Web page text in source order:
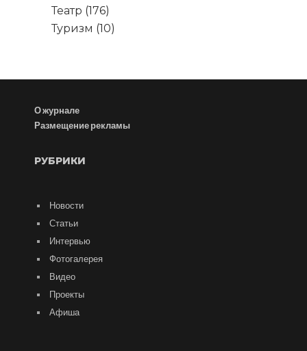
Театр (176)
Туризм (10)
О журнале
Размещение рекламы
РУБРИКИ
Новости
Статьи
Интервью
Фотогалерея
Видео
Проекты
Афиша